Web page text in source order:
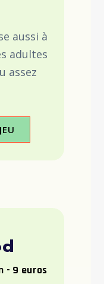
aussi à
adultes
assez
- 9 euros